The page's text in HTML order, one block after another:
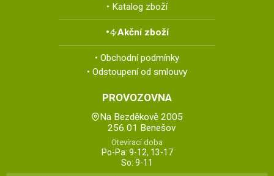
Katalog zboží
Akční zboží
Obchodní podmínky
Odstoupení od smlouvy
PROVOZOVNA
Na Bezděkově 2005
256 01 Benešov
Otevírací doba
Po-Pa: 9-12, 13-17
So: 9-11